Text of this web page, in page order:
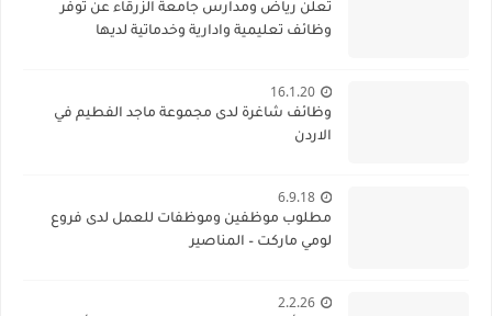
تعلن رياض ومدارس جامعة الزرقاء عن توفر
وظائف تعليمية وادارية وخدماتية لديها
16.1.20
وظائف شاغرة لدى مجموعة ماجد الفطيم في
الاردن
6.9.18
مطلوب موظفين وموظفات للعمل لدى فروع
لومي ماركت – المناصير
2.2.26